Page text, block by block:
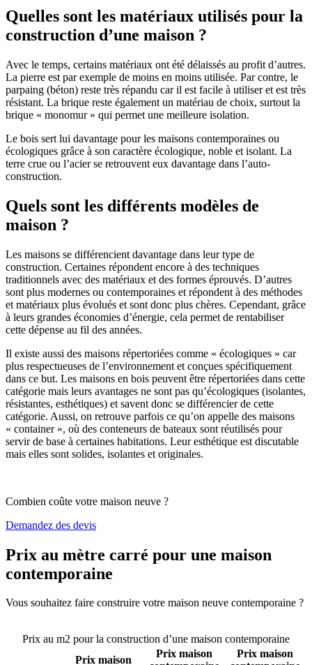
Quelles sont les matériaux utilisés pour la
construction d’une maison ?
Avec le temps, certains matériaux ont été délaissés au profit d’autres.
La pierre est par exemple de moins en moins utilisée. Par contre, le
parpaing (béton) reste très répandu car il est facile à utiliser et est très
résistant. La brique reste également un matériau de choix, surtout la
brique « monomur » qui permet une meilleure isolation.
Le bois sert lui davantage pour les maisons contemporaines ou
écologiques grâce à son caractère écologique, noble et isolant. La
terre crue ou l’acier se retrouvent eux davantage dans l’auto-
construction.
Quels sont les différents modèles de
maison ?
Les maisons se différencient davantage dans leur type de
construction. Certaines répondent encore à des techniques
traditionnels avec des matériaux et des formes éprouvés. D’autres
sont plus modernes ou contemporaines et répondent à des méthodes
et matériaux plus évolués et sont donc plus chères. Cependant, grâce
à leurs grandes économies d’énergie, cela permet de rentabiliser
cette dépense au fil des années.
Il existe aussi des maisons répertoriées comme « écologiques » car
plus respectueuses de l’environnement et conçues spécifiquement
dans ce but. Les maisons en bois peuvent être répertoriées dans cette
catégorie mais leurs avantages ne sont pas qu’écologiques (isolantes,
résistantes, esthétiques) et savent donc se différencier de cette
catégorie. Aussi, on retrouve parfois ce qu’on appelle des maisons
« container », où des conteneurs de bateaux sont réutilisés pour
servir de base à certaines habitations. Leur esthétique est discutable
mais elles sont solides, isolantes et originales.
Combien coûte votre maison neuve ?
Demandez des devis
Prix au mètre carré pour une maison
contemporaine
Vous souhaitez faire construire votre maison neuve contemporaine ?
Prix au m2 pour la construction d’une maison contemporaine
Prix maison
Prix maison
Prix maison